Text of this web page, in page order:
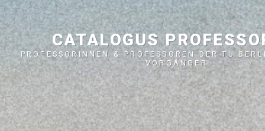
CATALOGUS
PROFESSORINNEN & PROFESSOREN DER TU
VORGÄNGER